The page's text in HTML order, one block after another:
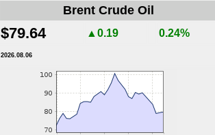
Brent Crude Oil
$79.64 ▲0.19 0.24%
2026.08.06